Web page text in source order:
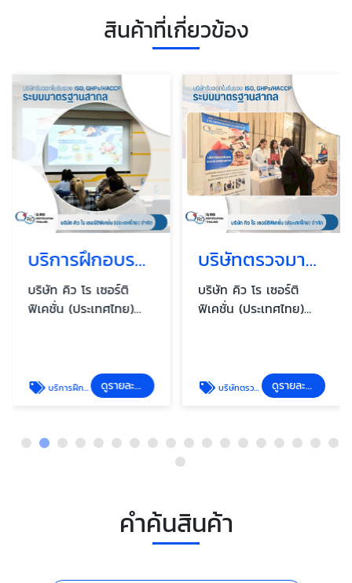
สินค้าที่เกี่ยวข้อง
บริการฝึกอบรมมาตรฐาน ISO GMP HACCP
บริษัท คิว โร เซอร์ติ
ฟิเคชั่น (ประเทศไทย)
บริการฝึกอบรมมาตรฐาน ISO GMP HACCP ดูรายละเอียด
บริษัทตรวจมาตรฐานสากล ใกล้ฉัน
บริษัท คิว โร เซอร์ติ
ฟิเคชั่น (ประเทศไทย)
บริษัทตรวจมาตรฐานสากล ใกล้ฉัน ดูรายละเอียด
คำค้นสินค้า